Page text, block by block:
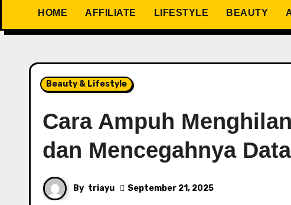
HOME AFFILIATE LIFESTYLE BEAUTY
Beauty & Lifestyle
Cara Ampuh
dan Mencegahnya
By triayu September 21, 2025